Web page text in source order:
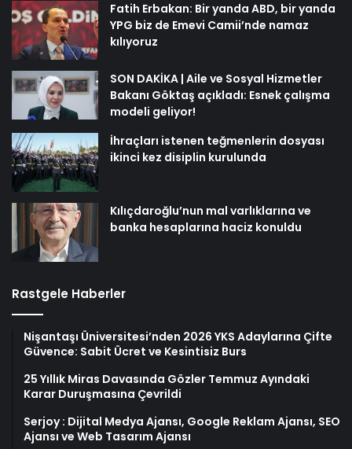
Fatih Erbakan: Bir yanda ABD, bir yanda
YPG biz de Emevi Camii’nde namaz
kılıyoruz
SON DAKİKA | Aile ve Sosyal Hizmetler
Bakanı Göktaş açıkladı: Esnek çalışma
modeli geliyor!
İhraçları istenen teğmenlerin dosyası
ikinci kez disiplin kurulunda
Kılıçdaroğlu’nun mal varlıklarına ve
banka hesaplarına haciz konuldu
Rastgele Haberler
Nişantaşı Üniversitesi’nden 2026 YKS Adaylarına Çifte
Güvence: Sabit Ücret ve Kesintisiz Burs
25 Yıllık Miras Davasında Gözler Temmuz Ayındaki
Karar Duruşmasına Çevrildi
Serjoy : Dijital Medya Ajansı, Google Reklam Ajansı, SEO
Ajansı ve Web Tasarım Ajansı